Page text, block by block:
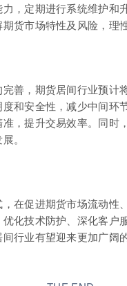
，定期进行系统维护和
货市场特性及风险，理性
善，期货居间行业预计
和安全性，减少中间环
，提升交易效率。同时
。
在促进期货市场流动性
化技术防护、深化客户
行业有望迎来更加广阔